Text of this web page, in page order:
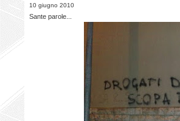
10 giugno 2010
Sante parole...